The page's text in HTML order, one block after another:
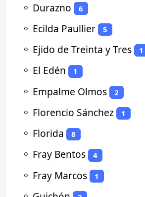
⚬ Durazno 6
⚬ Ecilda Paullier 5
⚬ Ejido de Treinta y Tres 1
⚬ El Edén 1
⚬ Empalme Olmos 2
⚬ Florencio Sánchez 1
⚬ Florida 8
⚬ Fray Bentos 4
⚬ Fray Marcos 1